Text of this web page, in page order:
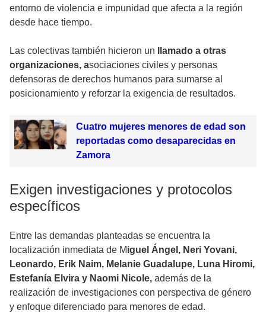
entorno de violencia e impunidad que afecta a la región
desde hace tiempo.
Las colectivas también hicieron un
llamado a otras
organizaciones, asociaciones civiles y personas
defensoras de derechos humanos para sumarse al
posicionamiento y reforzar la exigencia de resultados.
Cuatro mujeres menores de edad son
reportadas como desaparecidas en
Zamora
Exigen investigaciones y protocolos
específicos
Entre las demandas planteadas se encuentra la
localización inmediata de Miguel Ángel, Neri Yovani,
Leonardo, Erik Naim, Melanie Guadalupe, Luna Hiromi,
Estefanía Elvira y Naomi Nicole, además de la
realización de investigaciones con perspectiva de género
y enfoque diferenciado para menores de edad.